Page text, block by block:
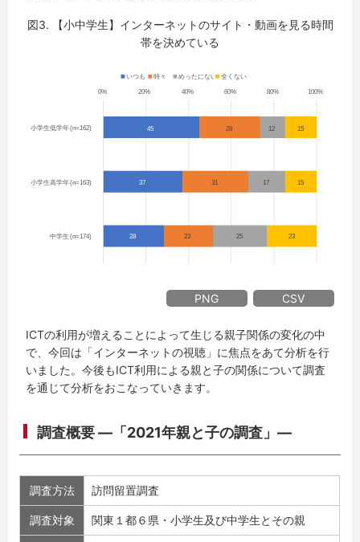
図3. 【小中学生】インターネットのサイト・動画を見る時間
帯を決めている
PNG CSV
ICTの利用が増えることによって生じる親子関係の変化の中
で、今回は「インターネットの視聴」に焦点をあて分析を行
いました。今後もICT利用による親と子の関係について調査
を通じて分析をおこなっていきます。
調査概要 ―「2021年親と子の調査」―
調査方法 訪問留置調査
調査対象 関東１都６県・小学生及び中学生とその親